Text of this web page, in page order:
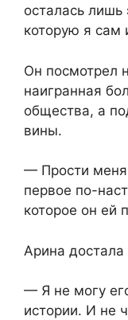
осталась
которую я сам
Он посмотрел
наигранная
общества, а
вины.
— Прости
первое по-
которое он ей
Арина достала
— Я не могу
истории. И не